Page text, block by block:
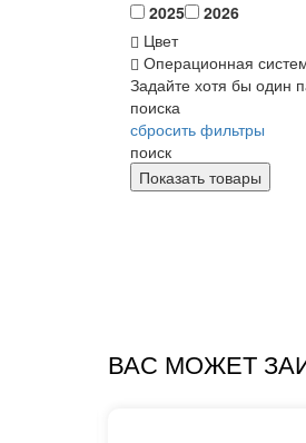
2025
2026
Цвет
Операционная
Задайте хотя бы один
поиска
сбросить фильтры
поиск
ВАС МОЖЕТ